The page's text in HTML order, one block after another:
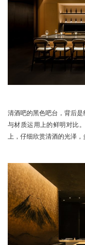
清酒吧的黑色吧台，背后
与材质运用上的鲜明对比
上，仔细欣赏清酒的光泽，